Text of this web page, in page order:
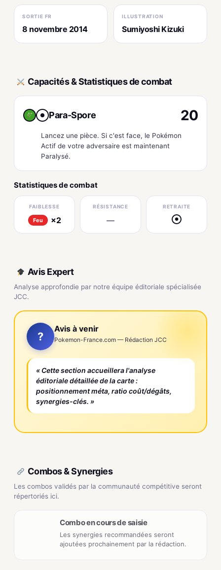
SORTIE FR
8 novembre 2014
ILLUSTRATION
Sumiyoshi Kizuki
Capacités & Statistiques de combat
● Para-Spore 20
Lancez une pièce. Si c'est face, le Pokémon
Actif de votre adversaire est maintenant
Paralysé.
Statistiques de combat
FAIBLESSE
Feu ×2
RÉSISTANCE
—
RETRAITE
●
Avis Expert
Analyse approfondie par notre équipe éditoriale spécialisée
JCC.
?
Avis à venir
Pokemon-France.com — Rédaction JCC
« Cette section accueillera l'analyse
éditoriale détaillée de la carte :
positionnement méta, ratio coût/dégâts,
synergies-clés. »
Combos & Synergies
Les combos validés par la communauté compétitive seront
répertoriés ici.
Combo en cours de saisie
Les synergies recommandées seront
ajoutées prochainement par la rédaction.